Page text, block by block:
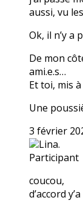
aussi, vu
Ok, il n’y a
De mon
ami.e.s…
Et toi, mis
Une
3 février
Lina.
Participant
coucou,
d’accord